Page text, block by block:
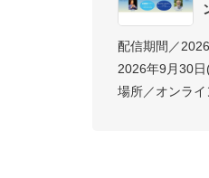
配信期間／
2026年9月30
場所／オンライ